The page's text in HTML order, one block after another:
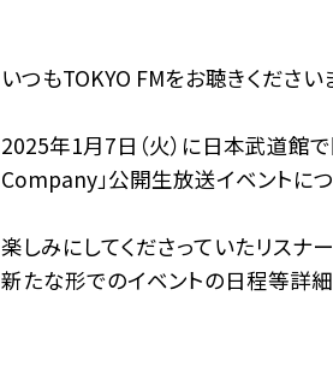
いつもTOKYO FMをお聴きください
2025年1月7日（火）に日本武道館で
Company」公開生放送イベントに
楽しみにしてくださっていたリスナ
新たな形でのイベントの日程等詳